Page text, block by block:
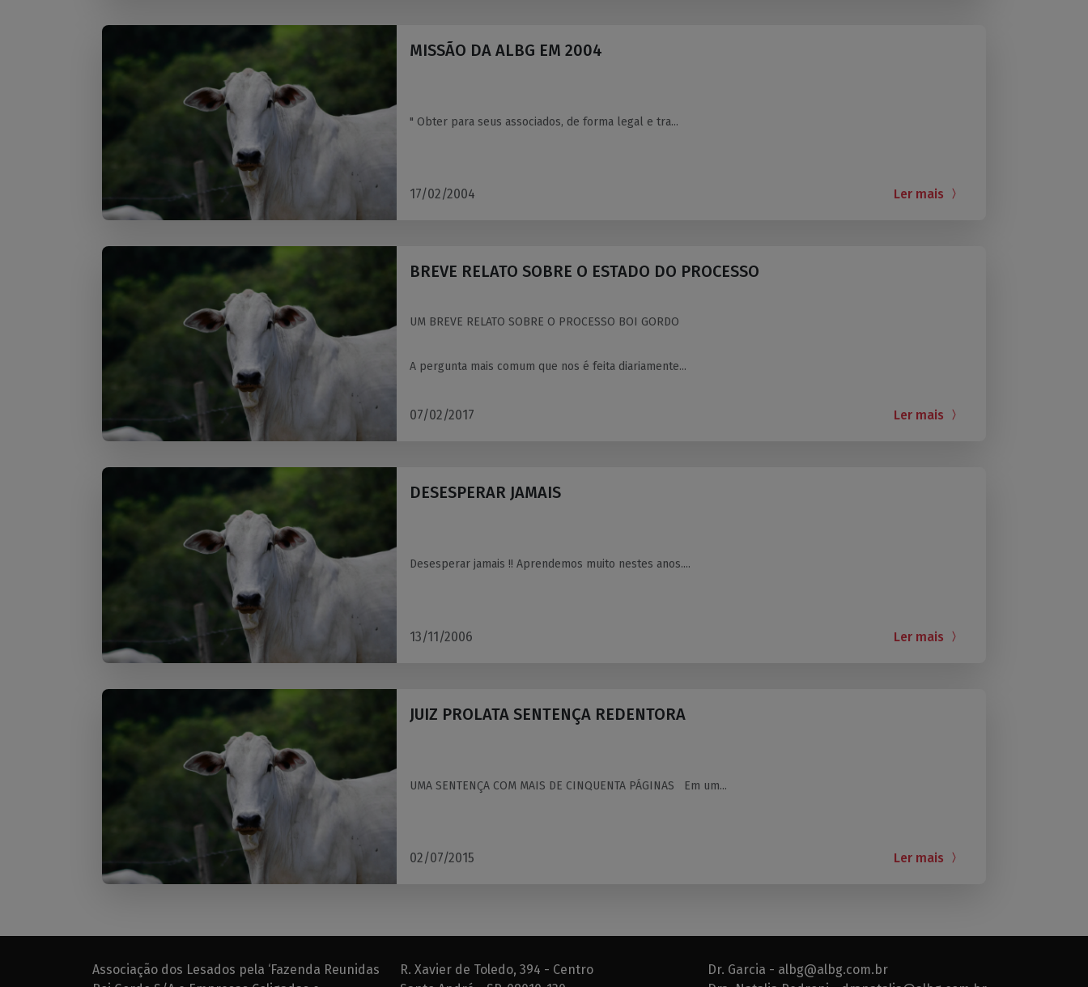
MISSÃO DA ALBG EM 2004
" Obter para seus associados, de forma legal e tra...
17/02/2004 Ler mais
BREVE RELATO SOBRE O ESTADO DO PROCESSO
UM BREVE RELATO SOBRE O PROCESSO BOI GORDO
A pergunta mais comum que nos é feita diariamente...
07/02/2017 Ler mais
DESESPERAR JAMAIS
Desesperar jamais !! Aprendemos muito nestes anos....
13/11/2006 Ler mais
JUIZ PROLATA SENTENÇA REDENTORA
UMA SENTENÇA COM MAIS DE CINQUENTA PÁGINAS Em um...
02/07/2015 Ler mais
Associação dos Lesados pela ‘Fazenda Reunidas
R. Xavier de Toledo, 394 - Centro
Dr. Garcia - albg@albg.com.br